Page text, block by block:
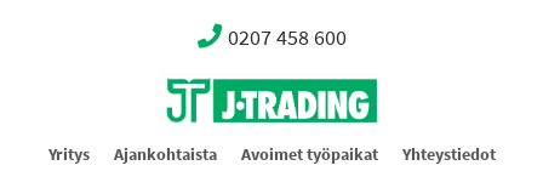
0207 458 600
Oy J-Trading Ab
Yritys Ajankohtaista Avoimet työpaikat
Yhteystiedot